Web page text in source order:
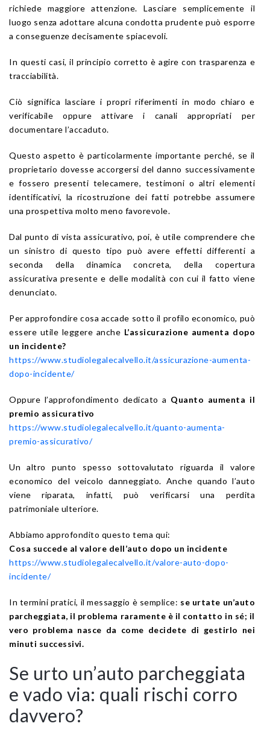
richiede maggiore attenzione. Lasciare semplicemente il
luogo senza adottare alcuna condotta prudente può esporre
a conseguenze decisamente spiacevoli.
In questi casi, il principio corretto è agire con trasparenza e
tracciabilità.
Ciò significa lasciare i propri riferimenti in modo chiaro e
verificabile oppure attivare i canali appropriati per
documentare l’accaduto.
Questo aspetto è particolarmente importante perché, se il
proprietario dovesse accorgersi del danno successivamente
e fossero presenti telecamere, testimoni o altri elementi
identificativi, la ricostruzione dei fatti potrebbe assumere
una prospettiva molto meno favorevole.
Dal punto di vista assicurativo, poi, è utile comprendere che
un sinistro di questo tipo può avere effetti differenti a
seconda della dinamica concreta, della copertura
assicurativa presente e delle modalità con cui il fatto viene
denunciato.
Per approfondire cosa accade sotto il profilo economico, può
essere utile leggere anche L’assicurazione aumenta dopo
un incidente?
https://www.studiolegalecalvello.it/assicurazione-aumenta-
dopo-incidente/
Oppure l’approfondimento dedicato a Quanto aumenta il
premio assicurativo
https://www.studiolegalecalvello.it/quanto-aumenta-
premio-assicurativo/
Un altro punto spesso sottovalutato riguarda il valore
economico del veicolo danneggiato. Anche quando l’auto
viene riparata, infatti, può verificarsi una perdita
patrimoniale ulteriore.
Abbiamo approfondito questo tema qui:
Cosa succede al valore dell’auto dopo un incidente
https://www.studiolegalecalvello.it/valore-auto-dopo-
incidente/
In termini pratici, il messaggio è semplice: se urtate un’auto
parcheggiata, il problema raramente è il contatto in sé; il
vero problema nasce da come decidete di gestirlo nei
minuti successivi.
Se urto un’auto parcheggiata
e vado via: quali rischi corro
davvero?